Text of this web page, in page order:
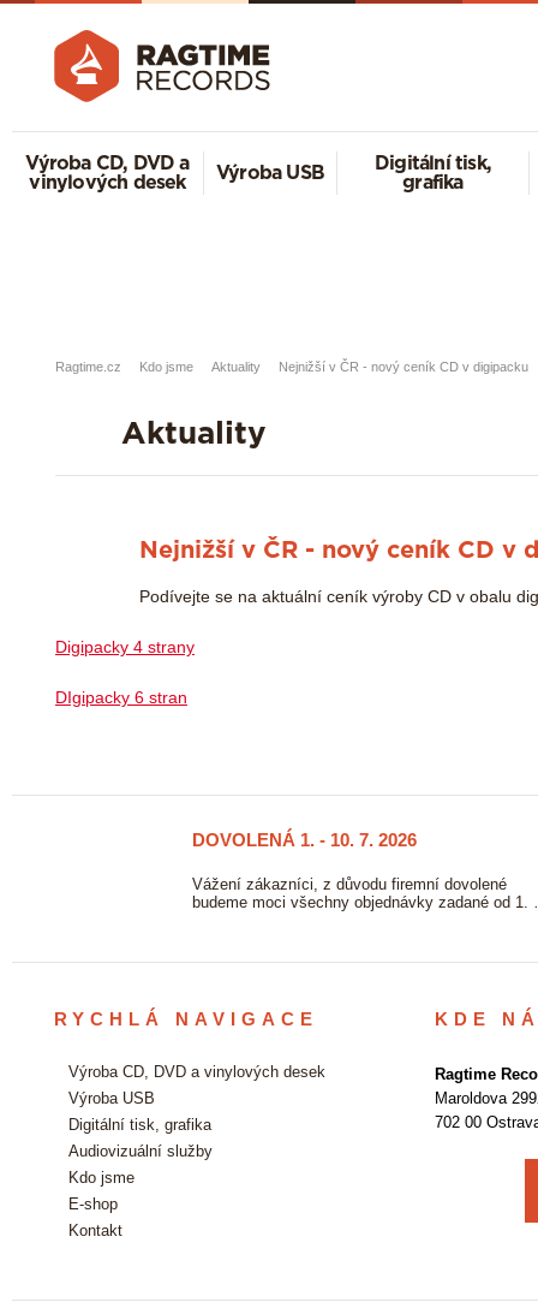
Výroba CD, DVD a
vinylových desek
Výroba USB
Digitální tisk,
grafika
Ragtime.cz Kdo jsme Aktuality Nejnižší v ČR - nový ceník CD v digipacku
Aktuality
Nejnižší v ČR - nový ceník CD v
Podívejte se na aktuální ceník výroby CD v obalu
Digipacky 4 strany
DIgipacky 6 stran
DOVOLENÁ 1. - 10. 7. 2026
Vážení zákazníci, z důvodu firemní dovolené
budeme moci všechny objednávky zadané od
RYCHLÁ NAVIGACE
Výroba CD, DVD a vinylových desek
Výroba USB
Digitální tisk, grafika
Audiovizuální služby
Kdo jsme
E-shop
Kontakt
KDE
Ragtime
Maroldova
702 00